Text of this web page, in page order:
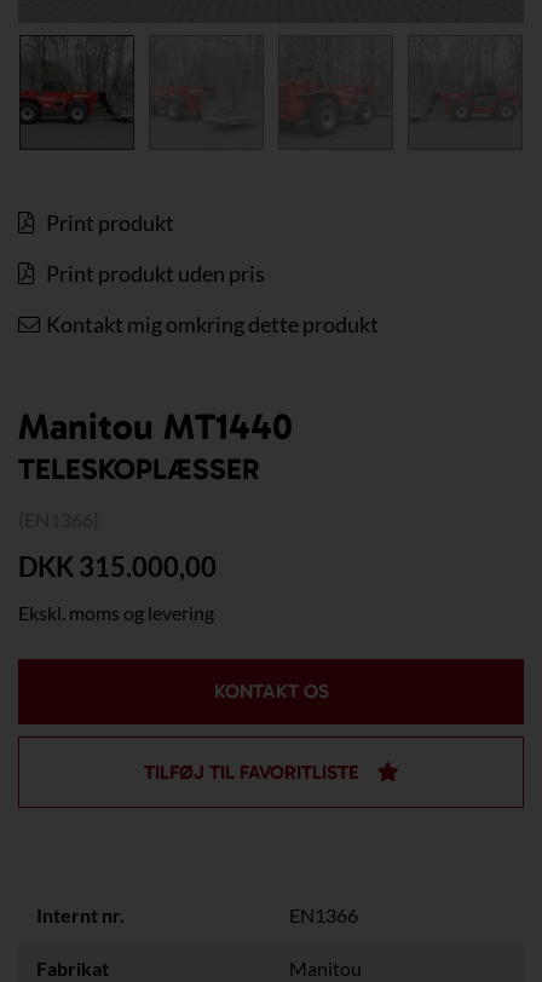
Print produkt
Print produkt uden pris
Kontakt mig omkring dette produkt
Manitou MT1440
TELESKOPLÆSSER
DKK 315.000,00
Ekskl. moms og levering
KONTAKT OS
TILFØJ TIL FAVORITLISTE
Internt nr. EN1366
Fabrikat Manitou